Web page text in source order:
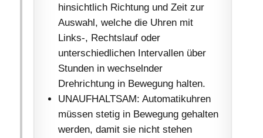
hinsichtlich Richtung und Zeit zur
Auswahl, welche die Uhren mit
Links-, Rechtslauf oder
unterschiedlichen Intervallen über
Stunden in wechselnder
Drehrichtung in Bewegung halten.
UNAUFHALTSAM: Automatikuhren
müssen stetig in Bewegung gehalten
werden, damit sie nicht stehen